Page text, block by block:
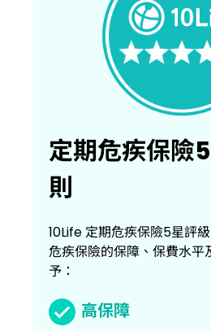
定期危疾保險
則
10Life 定期危疾保險5星評
危疾保險的保障、保費水平
予：
高保障